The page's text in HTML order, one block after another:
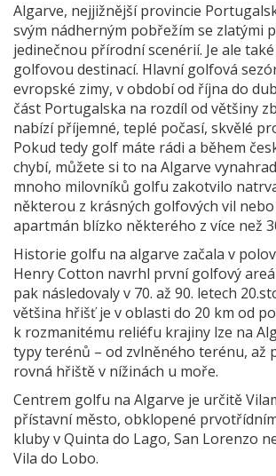
Algarve, nejjižnější provincie
svým nádherným pobřežím se zlatými
jedinečnou přírodní scenérií. Je ale
golfovou destinací. Hlavní golfová
evropské zimy, v období od října do
část Portugalska na rozdíl od většiny
nabízí příjemné, teplé počasí, skvělé
Pokud tedy golf máte rádi a během
chybí, můžete si to na Algarve
mnoho milovníků golfu zakotvilo
některou z krásných golfových vil
apartmán blízko některého z více než
Historie golfu na algarve začala v
Henry Cotton navrhl první golfový
pak následovaly v 70. až 90. letech
většina hřišť je v oblasti do 20 km od
k rozmanitému reliéfu krajiny lze na
typy terénů – od zvlněného terénu, až
rovná hřiště v nížinách u moře.
Centrem golfu na Algarve je určitě
přístavní město, obklopené
kluby v Quinta do Lago, San Lorenzo
Vila do Lobo.